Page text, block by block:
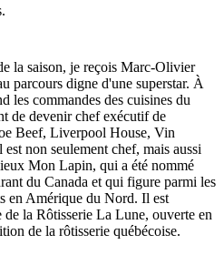
la saison, je reçois Marc-Olivier
parcours digne d'une superstar. À
les commandes des cuisines du
de devenir chef exécutif de
Beef, Liverpool House, Vin
non seulement chef, mais aussi
Mon Lapin, qui a été nommé
du Canada et qui figure parmi les
en Amérique du Nord. Il est
de la Rôtisserie La Lune, ouverte en
de la rôtisserie québécoise.